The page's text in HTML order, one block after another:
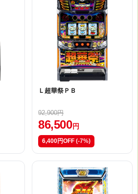
Ｌ超華祭ＰＢ
92,900円
86,500 円
6,400円OFF (-7%)